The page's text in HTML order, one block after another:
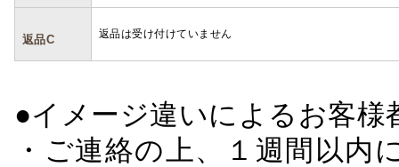
返品C 返品は受け付けていません
●イメージ違いによるお客
・ご連絡の上、１週間以